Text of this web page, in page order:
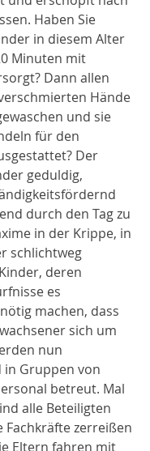
Haben Sie
in diesem Alter
Minuten mit
Dann allen
Hände
und sie
für den
Der
geduldig,
durch den Tag zu
in der Krippe, in
schlichtweg
deren
es
machen, dass
sich um
nun
in Gruppen von
betreut. Mal
alle Beteiligten
zerreißen
Eltern fahren mit